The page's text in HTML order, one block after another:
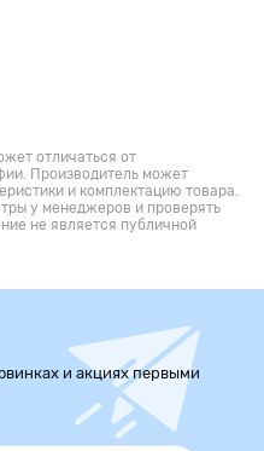
отличаться от
Производитель может
и комплектацию товара.
у менеджеров и проверять
не является публичной
и акциях первыми